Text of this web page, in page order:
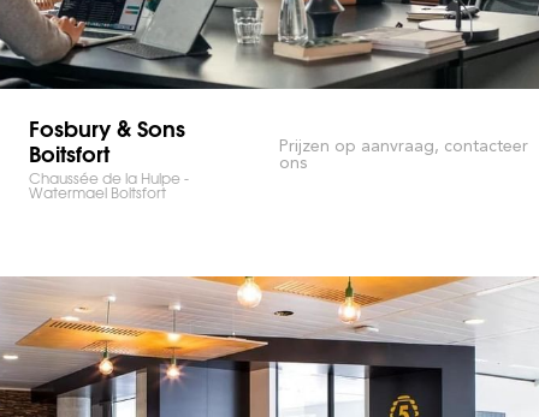
Fosbury & Sons
Boitsfort
Chaussée de la Hulpe -
Watermael Boitsfort
Prijzen op aanvraag, contacteer
ons